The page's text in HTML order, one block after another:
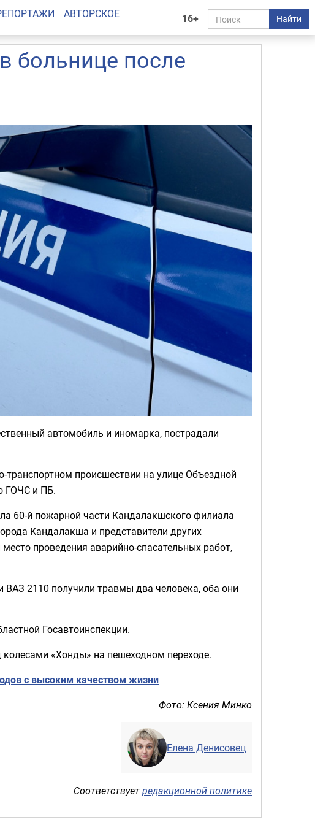
16+ Найти
АВТОРСКОЕ
больнице после
автомобиль и иномарка, пострадали
происшествии на улице Объездной
ГОЧС и ПБ.
60-й пожарной части Кандалакшского филиала
Кандалакша и представители других
проведения аварийно-спасательных работ,
ВАЗ 2110 получили травмы два человека, оба они
Госавтоинспекции.
«Хонды» на пешеходном переходе.
с высоким качеством жизни
Фото: Ксения Минко
Елена Денисовец
Соответствуетредакционной политике